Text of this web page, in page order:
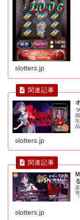
slotters.jp
slotters.jp
slotters.jp